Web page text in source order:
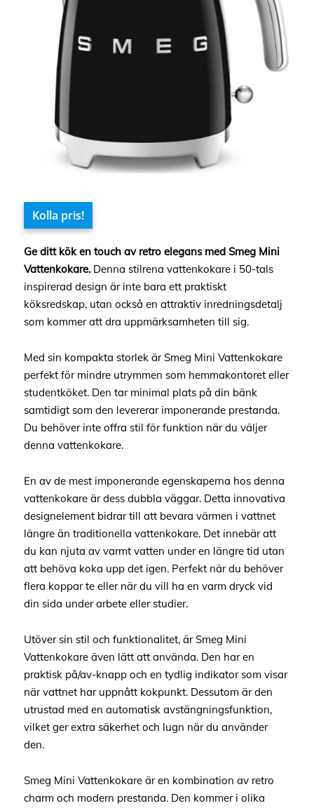
Kolla pris!
Ge ditt kök en touch av retro elegans med Smeg Mini
Vattenkokare.Denna stilrena vattenkokare i 50-tals
inspirerad design är inte bara ett praktiskt
köksredskap, utan också en attraktiv inredningsdetalj
som kommer att dra uppmärksamheten till sig.
Med sin kompakta storlek är Smeg Mini Vattenkokare
perfekt för mindre utrymmen som hemmakontoret eller
studentköket. Den tar minimal plats på din bänk
samtidigt som den levererar imponerande prestanda.
Du behöver inte offra stil för funktion när du väljer
denna vattenkokare.
En av de mest imponerande egenskaperna hos denna
vattenkokare är dess dubbla väggar. Detta innovativa
designelement bidrar till att bevara värmen i vattnet
längre än traditionella vattenkokare. Det innebär att
du kan njuta av varmt vatten under en längre tid utan
att behöva koka upp det igen. Perfekt när du behöver
flera koppar te eller när du vill ha en varm dryck vid
din sida under arbete eller studier.
Utöver sin stil och funktionalitet, är Smeg Mini
Vattenkokare även lätt att använda. Den har en
praktisk på/av-knapp och en tydlig indikator som visar
när vattnet har uppnått kokpunkt. Dessutom är den
utrustad med en automatisk avstängningsfunktion,
vilket ger extra säkerhet och lugn när du använder
den.
Smeg Mini Vattenkokare är en kombination av retro
charm och modern prestanda. Den kommer i olika